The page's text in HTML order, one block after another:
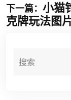
下一篇： 小猫
克牌玩法图